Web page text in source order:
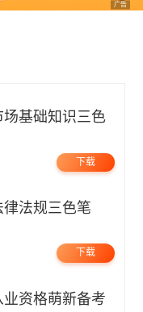
广告
下载
下载